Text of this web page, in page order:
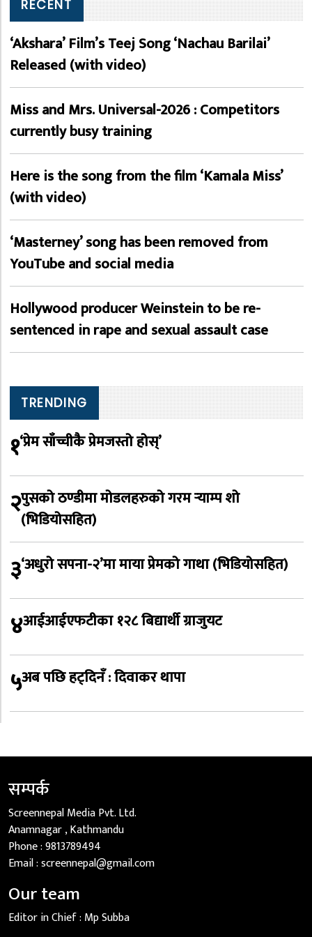
RECENT
‘Akshara’ Film’s Teej Song ‘Nachau Barilai’
Released (with video)
Miss and Mrs. Universal-2026 : Competitors
currently busy training
Here is the song from the film ‘Kamala Miss’
(with video)
‘Masterney’ song has been removed from
YouTube and social media
Hollywood producer Weinstein to be re-
sentenced in rape and sexual assault case
TRENDING
१‘प्रेम साँच्चीकै प्रेमजस्तो होस्’
२पुसको ठण्डीमा मोडलहरुको गरम र्‍याम्प शो
(भिडियोसहित)
३‘अधुरो सपना-२’मा माया प्रेमको गाथा (भिडियोसहित)
४आईआईएफटीका १२८ बिद्यार्थी ग्राजुयट
५अब पछि हट्दिनँ : दिवाकर थापा
सम्पर्क
Screennepal Media Pvt. Ltd.
Anamnagar , Kathmandu
Phone :9813789494
Email :screennepal@gmail.com
Our team
Editor in Chief : Mp Subba